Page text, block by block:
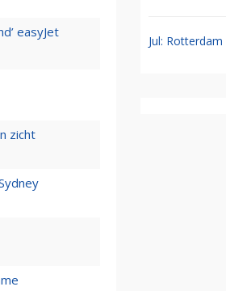
easyJet
zicht
Jul: